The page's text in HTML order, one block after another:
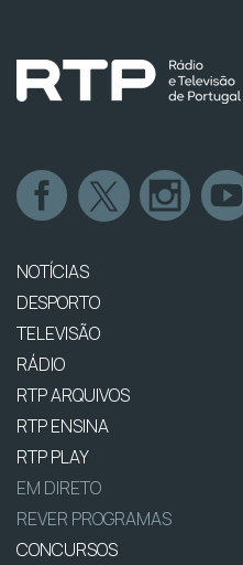
NOTÍCIAS
DESPORTO
TELEVISÃO
RÁDIO
RTP ARQUIVOS
RTP ENSINA
RTP PLAY
EM DIRETO
REVER PROGRAMAS
CONCURSOS